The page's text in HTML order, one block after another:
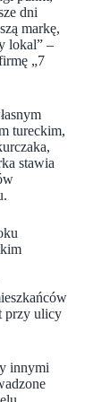
dni
markę,
lokal” –
„7
tureckim,
stawia
przy ulicy
innymi